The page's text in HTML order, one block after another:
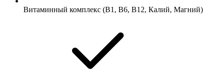
Витаминный комплекс (В1, В6, В12, Калий, Магний)